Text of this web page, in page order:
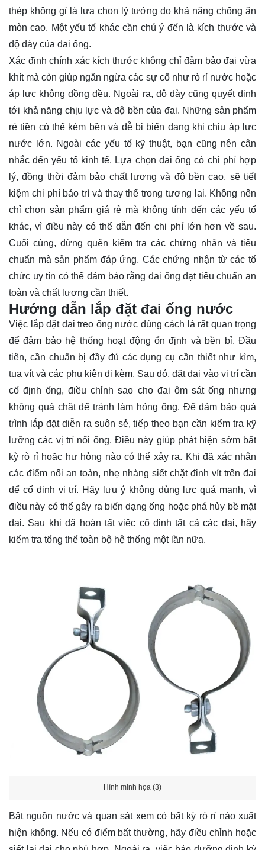
thép không gỉ là lựa chọn lý tưởng do khả năng chống ăn
mòn cao. Một yếu tố khác cần chú ý đến là kích thước và
độ dày của đai ống.
Xác định chính xác kích thước không chỉ đảm bảo đai vừa
khít mà còn giúp ngăn ngừa các sự cố như rò rỉ nước hoặc
áp lực không đồng đều. Ngoài ra, độ dày cũng quyết định
tới khả năng chịu lực và độ bền của đai. Những sản phẩm
rẻ tiền có thể kém bền và dễ bị biến dạng khi chịu áp lực
nước lớn. Ngoài các yếu tố kỹ thuật, bạn cũng nên cân
nhắc đến yếu tố kinh tế. Lựa chọn đai ống có chi phí hợp
lý, đồng thời đảm bảo chất lượng và độ bền cao, sẽ tiết
kiệm chi phí bảo trì và thay thế trong tương lai. Không nên
chỉ chọn sản phẩm giá rẻ mà không tính đến các yếu tố
khác, vì điều này có thể dẫn đến chi phí lớn hơn về sau.
Cuối cùng, đừng quên kiểm tra các chứng nhận và tiêu
chuẩn mà sản phẩm đáp ứng. Các chứng nhận từ các tổ
chức uy tín có thể đảm bảo rằng đai ống đạt tiêu chuẩn an
toàn và chất lượng cần thiết.
Hướng dẫn lắp đặt đai ống nước
Việc lắp đặt đai treo ống nước đúng cách là rất quan trọng
để đảm bảo hệ thống hoạt động ổn định và bền bỉ. Đầu
tiên, cần chuẩn bị đầy đủ các dụng cụ cần thiết như kìm,
tua vít và các phụ kiện đi kèm. Sau đó, đặt đai vào vị trí cần
cố định ống, điều chỉnh sao cho đai ôm sát ống nhưng
không quá chặt để tránh làm hỏng ống. Để đảm bảo quá
trình lắp đặt diễn ra suôn sẻ, tiếp theo bạn cần kiểm tra kỹ
lưỡng các vị trí nối ống. Điều này giúp phát hiện sớm bất
kỳ rò rỉ hoặc hư hỏng nào có thể xảy ra. Khi đã xác nhận
các điểm nối an toàn, nhẹ nhàng siết chặt đinh vít trên đai
để cố định vị trí. Hãy lưu ý không dùng lực quá mạnh, vì
điều này có thể gây ra biến dạng ống hoặc phá hủy bề mặt
đai. Sau khi đã hoàn tất việc cố định tất cả các đai, hãy
kiểm tra tổng thể toàn bộ hệ thống một lần nữa.
Hình minh họa (3)
Bật nguồn nước và quan sát xem có bất kỳ rò rỉ nào xuất
hiện không. Nếu có điểm bất thường, hãy điều chỉnh hoặc